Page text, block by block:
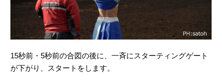
15秒前・5秒前の合図の後に、一斉にスターティングゲート
が下がり、スタートをします。